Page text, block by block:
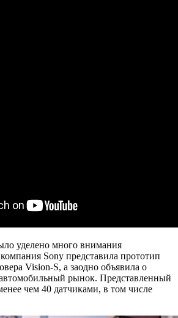
уделено много внимания
Sony представила прототип
Vision-S, а заодно объявила о
рынок. Представленный
чем 40 датчиками, в том числе